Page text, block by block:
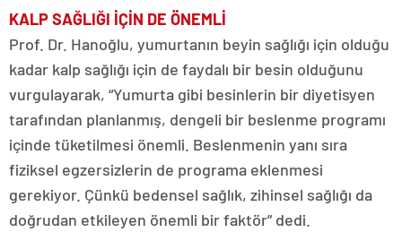
KALP SAĞLIĞI İÇİN DE ÖNEMLİ
Prof. Dr. Hanoğlu, yumurtanın beyin sağlığı için olduğu
kadar kalp sağlığı için de faydalı bir besin olduğunu
vurgulayarak, “Yumurta gibi besinlerin bir diyetisyen
tarafından planlanmış, dengeli bir beslenme programı
içinde tüketilmesi önemli. Beslenmenin yanı sıra
fiziksel egzersizlerin de programa eklenmesi
gerekiyor. Çünkü bedensel sağlık, zihinsel sağlığı da
doğrudan etkileyen önemli bir faktör” dedi.